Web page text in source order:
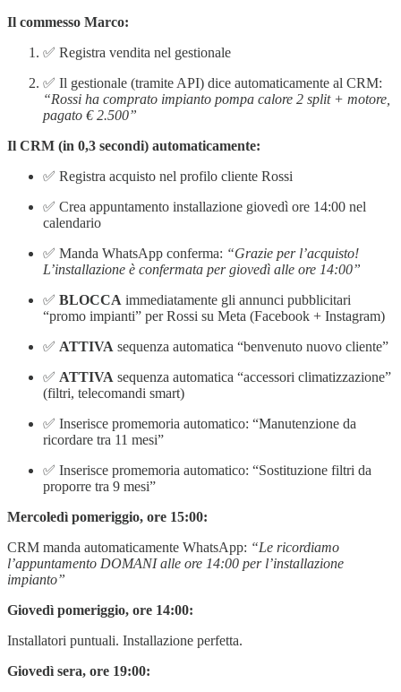
Il commesso Marco:
✅ Registra vendita nel gestionale
✅ Il gestionale (tramite API) dice automaticamente al CRM:
“Rossi ha comprato impianto pompa calore 2 split + motore,
pagato € 2.500”
Il CRM (in 0,3 secondi) automaticamente:
✅ Registra acquisto nel profilo cliente Rossi
✅ Crea appuntamento installazione giovedì ore 14:00 nel
calendario
✅ Manda WhatsApp conferma: “Grazie per l’acquisto!
L’installazione è confermata per giovedì alle ore 14:00”
✅ BLOCCA immediatamente gli annunci pubblicitari
“promo impianti” per Rossi su Meta (Facebook + Instagram)
✅ ATTIVA sequenza automatica “benvenuto nuovo cliente”
✅ ATTIVA sequenza automatica “accessori climatizzazione”
(filtri, telecomandi smart)
✅ Inserisce promemoria automatico: “Manutenzione da
ricordare tra 11 mesi”
✅ Inserisce promemoria automatico: “Sostituzione filtri da
proporre tra 9 mesi”
Mercoledì pomeriggio, ore 15:00:
CRM manda automaticamente WhatsApp: “Le ricordiamo
l’appuntamento DOMANI alle ore 14:00 per l’installazione
impianto”
Giovedì pomeriggio, ore 14:00:
Installatori puntuali. Installazione perfetta.
Giovedì sera, ore 19:00: